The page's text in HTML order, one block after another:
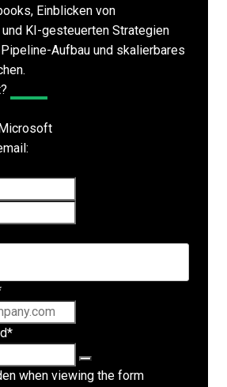
Einblicken von
KI-gesteuerten Strategien
Aufbau und skalierbares
Microsoft
*
when viewing the form